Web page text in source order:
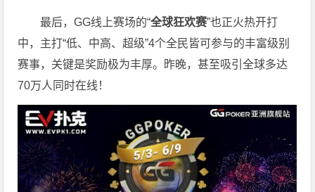
最后，GG线上赛场的“全球狂欢赛”也正火热开打
中，主打“低、中高、超级”4个全民皆可参与的丰富级别
赛事，关键是奖励极为丰厚。 昨晚，甚至吸引全球多达
70万人同时在线！